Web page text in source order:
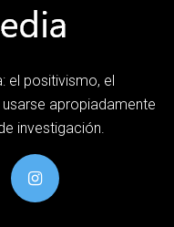
el positivismo, el
apropiadamente
investigación.